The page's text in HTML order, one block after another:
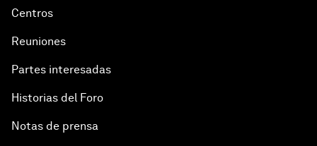
Centros
Reuniones
Partes interesadas
Historias del Foro
Notas de prensa